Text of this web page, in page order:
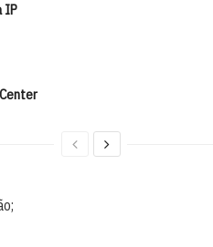
IP